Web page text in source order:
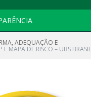
ADEQUAÇÃO E
E MAPA DE RISCO – UBS